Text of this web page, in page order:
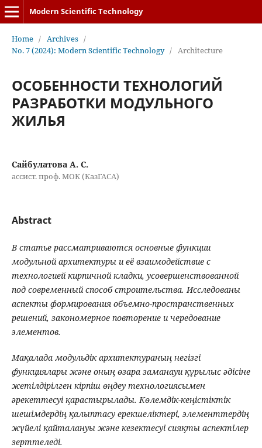
Modern Scientific Technology
Home / Archives /
No. 7 (2024): Modern Scientific Technology / Architecture
ОСОБЕННОСТИ ТЕХНОЛОГИЙ
РАЗРАБОТКИ МОДУЛЬНОГО
ЖИЛЬЯ
Сайбулатова А. C.
ассист. проф. МОК (КазГАСА)
Abstract
В статье рассматриваются основные функции
модульной архитектуры и еёвзаимодействие с
технологией кирпичной кладки, усовершенствованной
под современный способ строительства.Исследованы
аспекты формирования объемно-пространственных
решений, закономерное повторение и чередование
элементов.
Мақалада модульдік архитектураның негізгі
функциялары және оның өзара заманауи құрылыс әдісіне
жетілдірілген кірпіш өңдеу технологиясымен
әрекеттесуі қарастырылады. Көлемдік-кеңістіктік
шешімдердің қалыптасу ерекшеліктері, элементтердің
жүйелі қайталануы және кезектесуі сияқты аспектілер
зерттеледі.